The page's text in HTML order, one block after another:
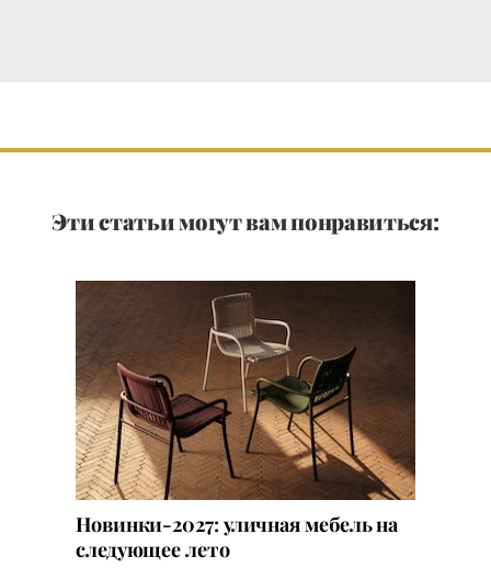
Эти статьи могут вам понравиться:
Новинки-2027: уличная мебель на
следующее лето